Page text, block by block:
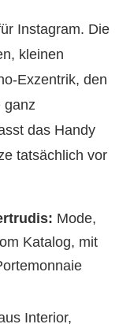
Instagram. Die
kleinen
Exzentrik, den
ganz
das Handy
tatsächlich vor
Mode,
Katalog, mit
Interior,